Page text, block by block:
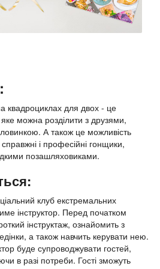
квадроциклах для двох - це
можна розділити з друзями,
А також це можливість
і професійні гонщики,
позашляховиками.
клуб екстремальних
інструктор. Перед початком
інструктаж, ознайомить з
а також навчить керувати нею.
буде супроводжувати гостей,
в разі потреби. Гості зможуть